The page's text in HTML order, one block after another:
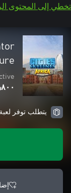
تخطي إلى المحتوى
١٫٨٠٠
يتطلب توفر لعبة